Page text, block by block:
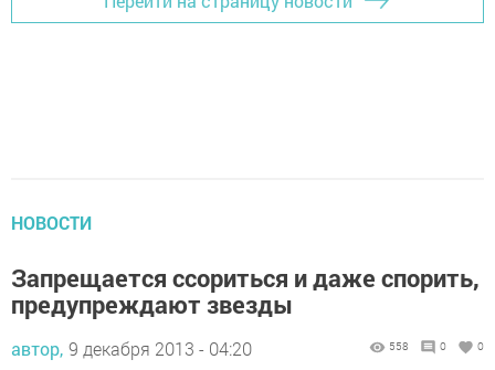
НОВОСТИ
Запрещается ссориться и даже спорить,
предупреждают звезды
автор, 9 декабря 2013 - 04:20 558 0 0